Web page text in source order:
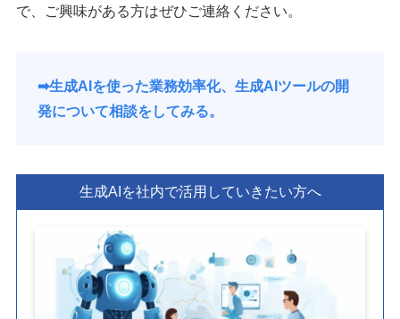
で、ご興味がある方はぜひご連絡ください。
➡︎生成AIを使った業務効率化、生成AIツールの開
発について相談をしてみる。
生成AIを社内で活用していきたい方へ